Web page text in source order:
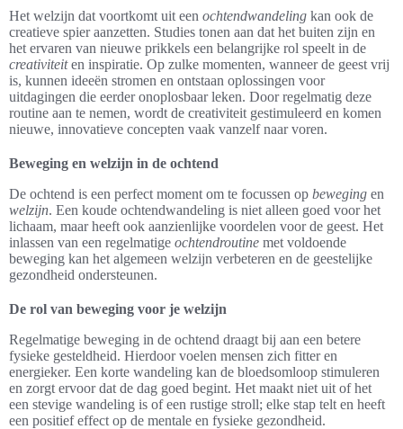
Het welzijn dat voortkomt uit een ochtendwandeling kan ook de
creatieve spier aanzetten. Studies tonen aan dat het buiten zijn en
het ervaren van nieuwe prikkels een belangrijke rol speelt in de
creativiteiten inspiratie. Op zulke momenten, wanneer de geest vrij
is, kunnen ideeën stromen en ontstaan oplossingen voor
uitdagingen die eerder onoplosbaar leken. Door regelmatig deze
routine aan te nemen, wordt de creativiteit gestimuleerd en komen
nieuwe, innovatieve concepten vaak vanzelf naar voren.
Beweging en welzijn in de ochtend
De ochtend is een perfect moment om te focussen op beweging en
welzijn. Een koude ochtendwandeling is niet alleen goed voor het
lichaam, maar heeft ook aanzienlijke voordelen voor de geest. Het
inlassen van een regelmatige ochtendroutine met voldoende
beweging kan het algemeen welzijn verbeteren en de geestelijke
gezondheid ondersteunen.
De rol van beweging voor je welzijn
Regelmatige beweging in de ochtend draagt bij aan een betere
fysieke gesteldheid. Hierdoor voelen mensen zich fitter en
energieker. Een korte wandeling kan de bloedsomloop stimuleren
en zorgt ervoor dat de dag goed begint. Het maakt niet uit of het
een stevige wandeling is of een rustige stroll; elke stap telt en heeft
een positief effect op de mentale en fysieke gezondheid.